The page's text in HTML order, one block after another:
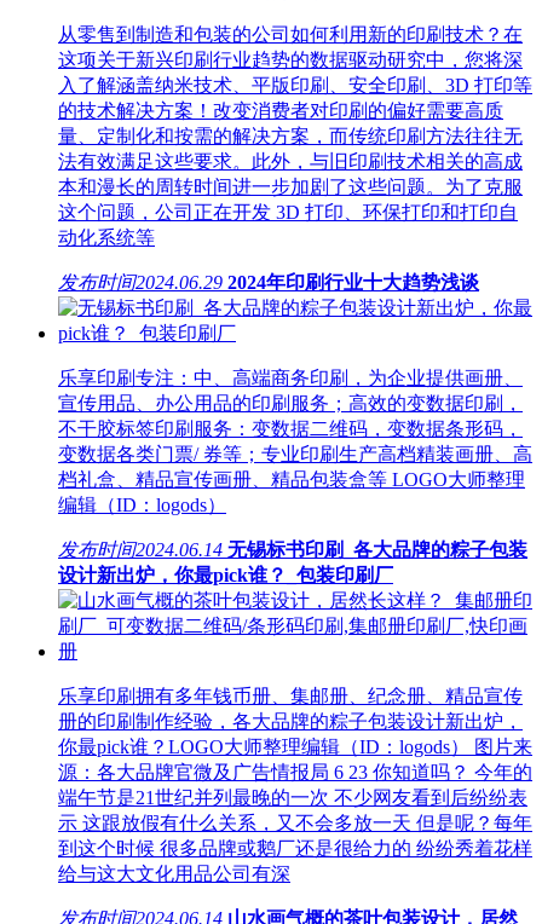
从零售到制造和包装的公司如何利用新的印刷技术？在
这项关于新兴印刷行业趋势的数据驱动研究中，您将深
入了解涵盖纳米技术、平版印刷、安全印刷、3D 打印等
的技术解决方案！改变消费者对印刷的偏好需要高质
量、定制化和按需的解决方案，而传统印刷方法往往无
法有效满足这些要求。此外，与旧印刷技术相关的高成
本和漫长的周转时间进一步加剧了这些问题。为了克服
这个问题，公司正在开发 3D 打印、环保打印和打印自
动化系统等
发布时间2024.06.29 2024年印刷行业十大趋势浅谈
乐享印刷专注：中、高端商务印刷，为企业提供画册、
宣传用品、办公用品的印刷服务；高效的变数据印刷，
不干胶标签印刷服务：变数据二维码，变数据条形码，
变数据各类门票/ 券等；专业印刷生产高档精装画册、高
档礼盒、精品宣传画册、精品包装盒等 LOGO大师整理
编辑（ID：logods）
发布时间2024.06.14 无锡标书印刷_各大品牌的粽子包装
设计新出炉，你最pick谁？_包装印刷厂
乐享印刷拥有多年钱币册、集邮册、纪念册、精品宣传
册的印刷制作经验，各大品牌的粽子包装设计新出炉，
你最pick谁？LOGO大师整理编辑（ID：logods） 图片来
源：各大品牌官微及广告情报局 6 23 你知道吗？ 今年的
端午节是21世纪并列最晚的一次 不少网友看到后纷纷表
示 这跟放假有什么关系，又不会多放一天 但是呢？每年
到这个时候 很多品牌或鹅厂还是很给力的 纷纷秀着花样
给与这大文化用品公司有深
发布时间2024.06.14 山水画气概的茶叶包装设计，居然